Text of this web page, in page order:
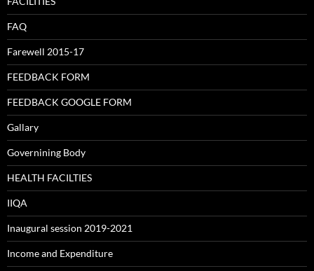
FAQ
Farewell 2015-17
FEEDBACK FORM
FEEDBACK GOOGLE FORM
Gallary
Governining Body
HEALTH FACILTIES
IIQA
Inaugural session 2019-2021
Income and Expenditure